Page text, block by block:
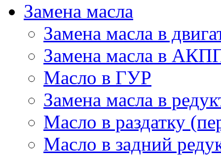
Замена масла
Замена масла в
Замена масла в
Масло в ГУР
Замена масла в
Масло в раздатку
Масло в задний